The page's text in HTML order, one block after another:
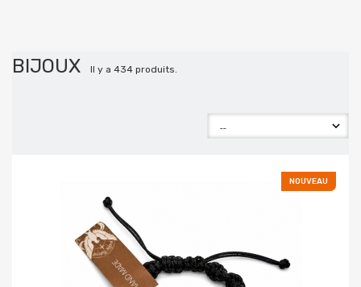
BIJOUX Il y a 434 produits.
NOUVEAU